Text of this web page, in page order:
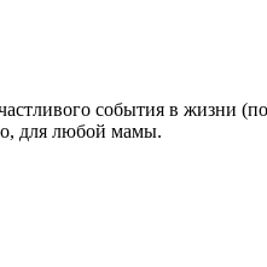
события в жизни
для любой мамы.